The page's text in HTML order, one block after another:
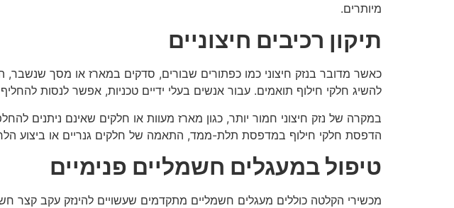
מיותרים.
תיקון רכיבים חיצוניים
כאשר מדובר בנזק חיצוני כמו כפתורים שבורים, סדקים במארז או מסך שנשבר,
להשיג חלקי חילוף תואמים. עבור אנשים בעלי ידיים טכניות, אפשר לנסות
במקרה של נזק חיצוני חמור יותר, כגון מארז מעוות או חלקים שאינם ניתנים
הדפסת חלקי חילוף במדפסת תלת-ממד, התאמה של חלקים גנריים או ביצוע
טיפול במעגלים חשמליים פנימיים
מכשירי הקלטה כוללים מעגלים חשמליים מתקדמים שעשויים להינזק עקב קצר